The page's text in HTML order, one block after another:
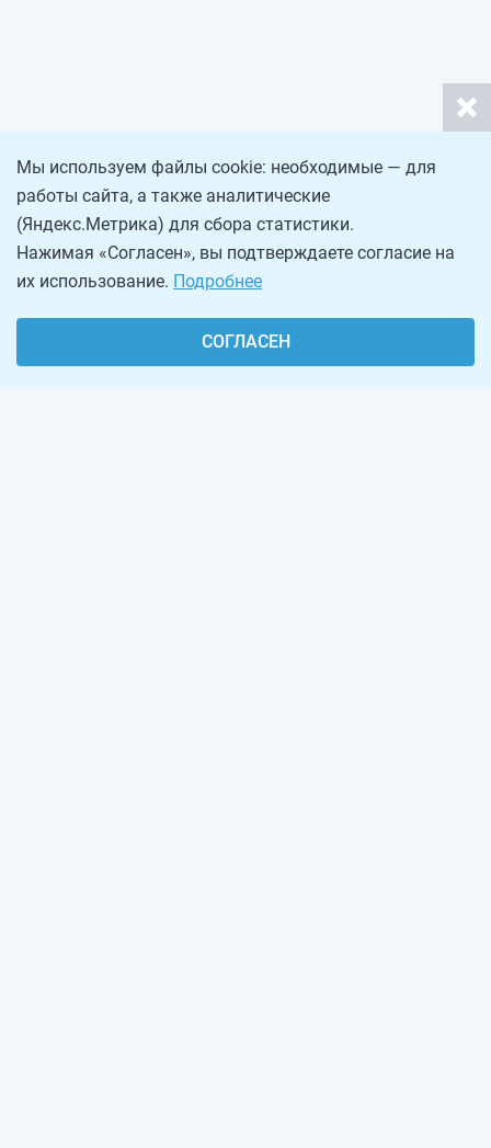
Мы используем файлы cookie: необходимые — для
работы сайта, а также аналитические
(Яндекс.Метрика) для сбора статистики.
Нажимая «Согласен», вы подтверждаете согласие на
их использование. Подробнее
СОГЛАСЕН